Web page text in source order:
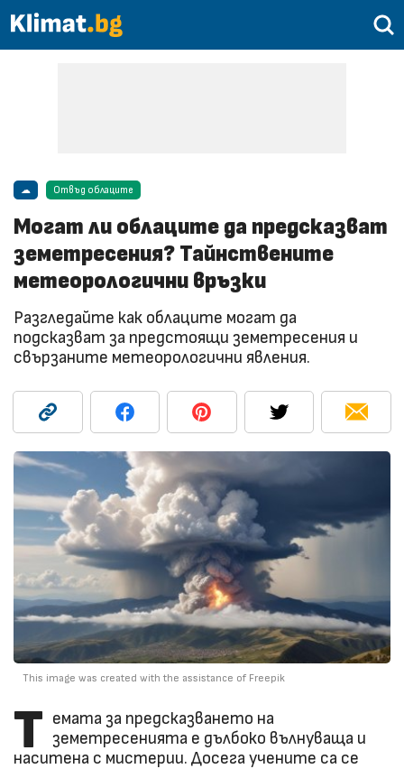
☁ Отвъд облаците
Могат ли облаците да предсказват
земетресения? Тайнствените
метеорологични връзки
Разгледайте как облаците могат да
подсказват за предстоящи земетресения и
свързаните метеорологични явления.
This image was created with the assistance of Freepik
Т
емата за предсказването на
земетресенията е дълбоко вълнуваща и
наситена с мистерии. Досега учените са се